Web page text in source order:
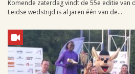
Komende zaterdag vindt de 55e editie van
Leidse wedstrijd is al jaren één van de...